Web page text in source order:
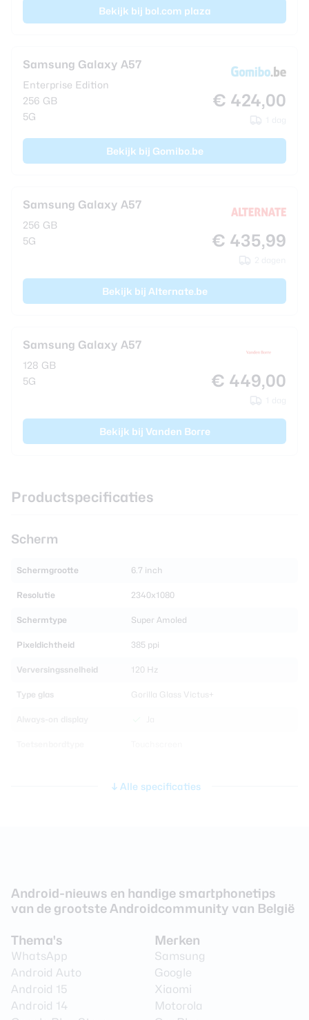
Bekijk bij bol.com plaza
Samsung Galaxy A57
Enterprise Edition
256 GB
5G
€ 424,00
Bekijk bij Gomibo.be
Samsung Galaxy A57
256 GB
5G
€ 435,99
Bekijk bij Alternate.be
Samsung Galaxy A57
128 GB
5G
€ 449,00
Bekijk bij Vanden Borre
Productspecificaties
Scherm
Schermgrootte 6.7 inch
Resolutie 2340x1080
Schermtype Super Amoled
Pixeldichtheid 385 ppi
Verversingssnelheid 120 Hz
Type glas Gorilla Glass Victus+
Processor en geheugen
Werkgeheugen 8 GB
Interne opslag
Uitbreidbaar geheugen Nee
Camera achterkant
Alle specificaties
Android-nieuws en handige smartphonetips
van de grootste Androidcommunity van België
Thema's
WhatsApp
Android Auto
Android 15
Android 14
Merken
Samsung
Google
Xiaomi
Motorola